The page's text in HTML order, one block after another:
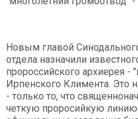
Новым главой
отдела назначили
пророссийского архиерея -
Ирпенского Климента. Это
- только то, что
четкую проросийкую